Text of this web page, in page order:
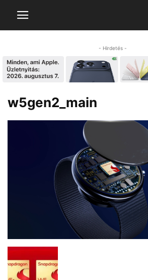
- Hirdetés -
w5gen2_main